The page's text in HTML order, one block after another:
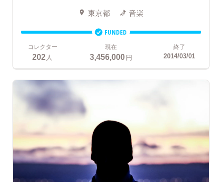
東京都 音楽
FUNDED
コレクター
202人
現在
3,456,000円
終了
2014/03/01